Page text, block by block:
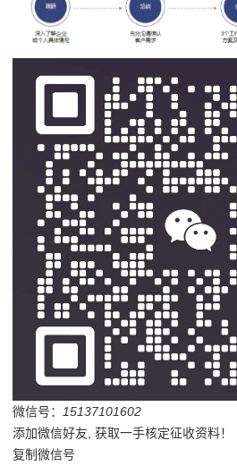
微信号： 15137101602
添加微信好友, 获取一手核定征收资料！
复制微信号